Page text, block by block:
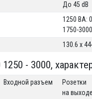
До 45 dB
1250 ВА:
1750-
130.6 x
- 3000,
Входной разъем
Розетки
на выходе